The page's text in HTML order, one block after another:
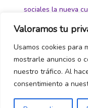
Valoramos tu
Usamos cookies para
mostrarle anuncios o
nuestro tráfico. Al
consentimiento a
sociales la nueva